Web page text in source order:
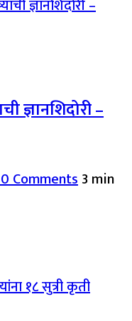
ज्ञानशिदोरी –
0 Comments3 min